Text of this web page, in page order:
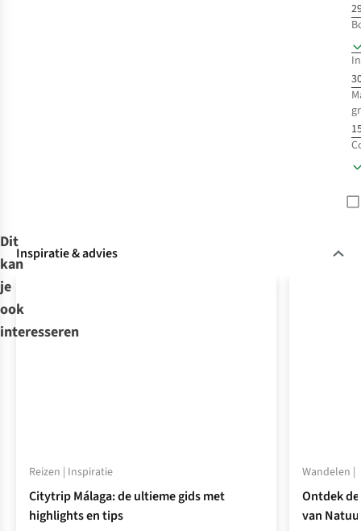
Dit
kan
je
ook
interesseren
Inspiratie & advies
Reizen | Inspiratie
Citytrip Málaga: de ultieme gids met
highlights en tips
Wandelen |
Ontdek
van